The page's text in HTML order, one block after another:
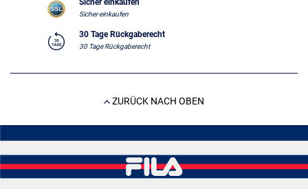
Sicher einkaufen
Sicher einkaufen
30 Tage Rückgaberecht
30 Tage Rückgaberecht
ZURÜCK NACH OBEN